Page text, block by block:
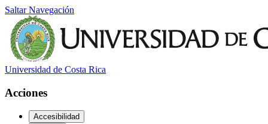
Saltar Navegación
Universidad de Costa Rica
Acciones
Accesibilidad